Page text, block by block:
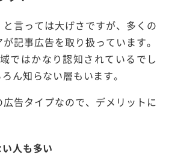
言っては大げさですが、多くの
記事広告を取り扱っています。
ではかなり認知されているでし
ん知らない層もいます。
告タイプなので、デメリットに
人も多い